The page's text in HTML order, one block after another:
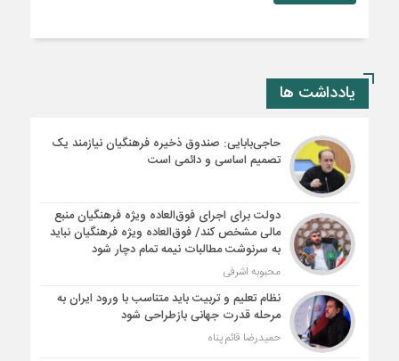
یادداشت ها
حاجی‌بابایی: صندوق ذخیره فرهنگیان نیازمند یک
تصمیم اساسی و دائمی است
دولت برای اجرای فوق‌العاده ویژه فرهنگیان منبع
مالی مشخص کند/ فوق‌العاده ویژه فرهنگیان نباید
به سرنوشت مطالبات نیمه‌ تمام دچار شود
محبوبه اشرفی
نظام تعلیم و تربیت باید متناسب با ورود ایران به
مرحله قدرت جهانی بازطراحی شود
حمیدرضا قائم پناه